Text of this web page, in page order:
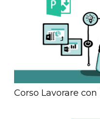
Corso Lavorare